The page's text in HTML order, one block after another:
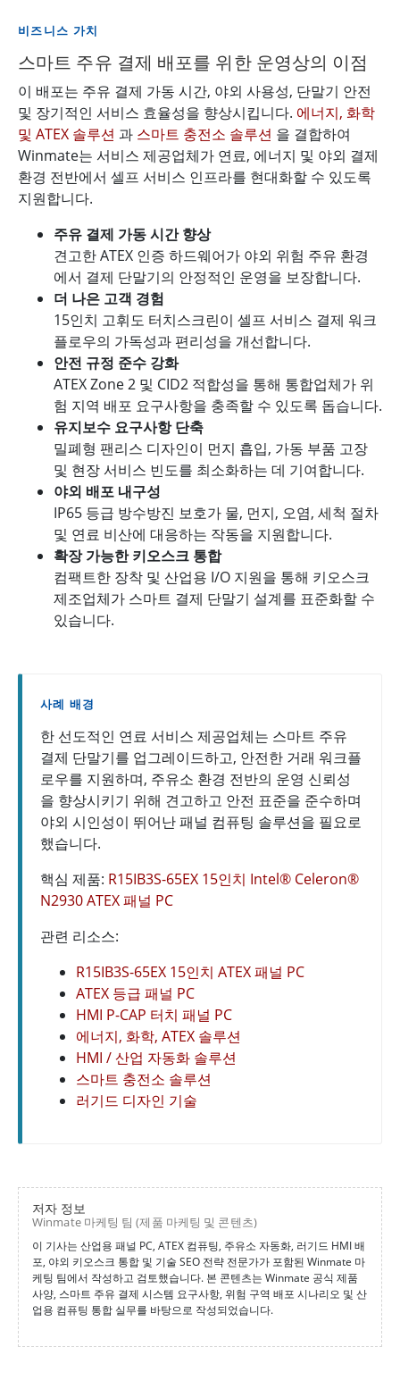
비즈니스 가치
스마트 주유 결제 배포를 위한 운영상의 이점
이 배포는 주유 결제 가동 시간, 야외 사용성, 단말기 안전
및 장기적인 서비스 효율성을 향상시킵니다. 에너지, 화학
및 ATEX 솔루션 과 스마트 충전소 솔루션 을 결합하여
Winmate는 서비스 제공업체가 연료, 에너지 및 야외 결제
환경 전반에서 셀프 서비스 인프라를 현대화할 수 있도록
지원합니다.
주유 결제 가동 시간 향상
견고한 ATEX 인증 하드웨어가 야외 위험 주유 환경
에서 결제 단말기의 안정적인 운영을 보장합니다.
더 나은 고객 경험
15인치 고휘도 터치스크린이 셀프 서비스 결제 워크
플로우의 가독성과 편리성을 개선합니다.
안전 규정 준수 강화
ATEX Zone 2 및 CID2 적합성을 통해 통합업체가 위
험 지역 배포 요구사항을 충족할 수 있도록 돕습니다.
유지보수 요구사항 단축
밀폐형 팬리스 디자인이 먼지 흡입, 가동 부품 고장
및 현장 서비스 빈도를 최소화하는 데 기여합니다.
야외 배포 내구성
IP65 등급 방수방진 보호가 물, 먼지, 오염, 세척 절차
및 연료 비산에 대응하는 작동을 지원합니다.
확장 가능한 키오스크 통합
컴팩트한 장착 및 산업용 I/O 지원을 통해 키오스크
제조업체가 스마트 결제 단말기 설계를 표준화할 수
있습니다.
사례 배경
한 선도적인 연료 서비스 제공업체는 스마트 주유
결제 단말기를 업그레이드하고, 안전한 거래 워크플
로우를 지원하며, 주유소 환경 전반의 운영 신뢰성
을 향상시키기 위해 견고하고 안전 표준을 준수하며
야외 시인성이 뛰어난 패널 컴퓨팅 솔루션을 필요로
했습니다.
핵심 제품: R15IB3S-65EX 15인치 Intel® Celeron®
N2930 ATEX 패널 PC
관련 리소스:
R15IB3S-65EX 15인치 ATEX 패널 PC
ATEX 등급 패널 PC
HMI P-CAP 터치 패널 PC
에너지, 화학, ATEX 솔루션
HMI / 산업 자동화 솔루션
스마트 충전소 솔루션
러기드 디자인 기술
저자 정보
Winmate 마케팅 팀 (제품 마케팅 및 콘텐츠)
이 기사는 산업용 패널 PC, ATEX 컴퓨팅, 주유소 자동화, 러기드 HMI 배
포, 야외 키오스크 통합 및 기술 SEO 전략 전문가가 포함된 Winmate 마
케팅 팀에서 작성하고 검토했습니다. 본 콘텐츠는 Winmate 공식 제품
사양, 스마트 주유 결제 시스템 요구사항, 위험 구역 배포 시나리오 및 산
업용 컴퓨팅 통합 실무를 바탕으로 작성되었습니다.